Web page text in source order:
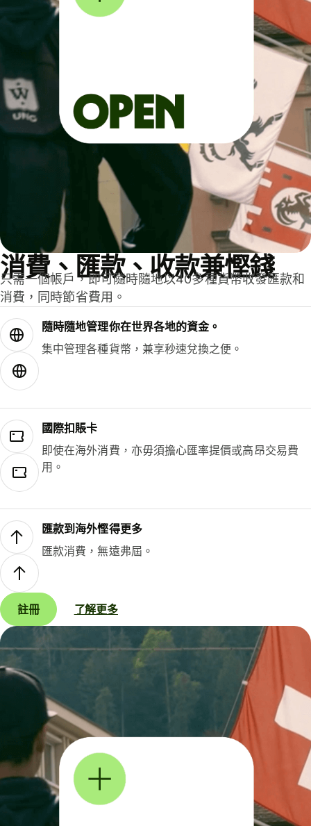
消費、匯款、收款兼慳錢
只需一個帳戶，即可隨時隨地以40多種貨幣收發匯款和
消費，同時節省費用。
隨時隨地管理你在世界各地的資金。
集中管理各種貨幣，兼享秒速兌換之便。
國際扣賬卡
即使在海外消費，亦毋須擔心匯率提價或高昂交易費
用。
匯款到海外慳得更多
匯款消費，無遠弗屆。
註冊 了解更多